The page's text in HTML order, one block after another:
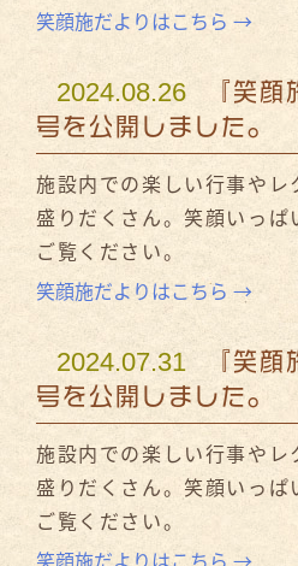
笑顔施だよりはこちら →
2024.08.26
『笑
号を公開しました。
施設内での楽しい行事や
盛りだくさん。笑顔いっぱ
ご覧ください。
笑顔施だよりはこちら →
2024.07.31
『笑
号を公開しました。
施設内での楽しい行事や
盛りだくさん。笑顔いっぱ
ご覧ください。